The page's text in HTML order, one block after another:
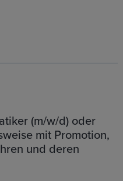
(m/w/d) oder
mit Promotion,
und deren